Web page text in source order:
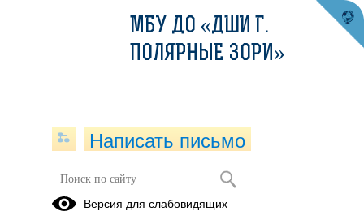
Публикации за Июнь 2026
МБУ ДО «ДШИ Г.
ПОЛЯРНЫЕ ЗОРИ»
Написать письмо
Версия для слабовидящих